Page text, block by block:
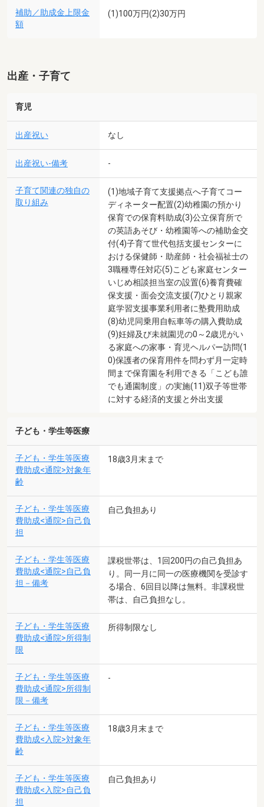
補助／助成金上限金
額
(1)100万円(2)30万円
出産・子育て
育児
出産祝い なし
出産祝い-備考 -
子育て関連の独自の
取り組み
(1)地域子育て支援拠点へ子育てコー
ディネーター配置(2)幼稚園の預かり
保育での保育料助成(3)公立保育所で
の英語あそび・幼稚園等への補助金交
付(4)子育て世代包括支援センターに
おける保健師・助産師・社会福祉士の
3職種専任対応(5)こども家庭センター
いじめ相談担当室の設置(6)養育費確
保支援・面会交流支援(7)ひとり親家
庭学習支援事業利用者に塾費用助成
(8)幼児同乗用自転車等の購入費助成
(9)妊婦及び未就園児の0～2歳児がい
る家庭への家事・育児ヘルパー訪問(1
0)保護者の保育用件を問わず月一定時
間まで保育園を利用できる「こども誰
でも通園制度」の実施(11)双子等世帯
に対する経済的支援と外出支援
子ども・学生等医療
子ども・学生等医療
費助成<通院>対象年
齢
18歳3月末まで
子ども・学生等医療
費助成<通院>自己負
担
自己負担あり
子ども・学生等医療
費助成<通院>自己負
担－備考
課税世帯は、1回200円の自己負担あ
り。同一月に同一の医療機関を受診す
る場合、6回目以降は無料。非課税世
帯は、自己負担なし。
子ども・学生等医療
費助成<通院>所得制
限
所得制限なし
子ども・学生等医療
費助成<通院>所得制
限－備考
-
子ども・学生等医療
費助成<入院>対象年
齢
18歳3月末まで
子ども・学生等医療
費助成<入院>自己負
担
自己負担あり